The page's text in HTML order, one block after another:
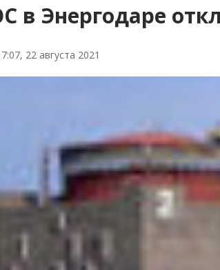
в Энергодаре
22 августа 2021